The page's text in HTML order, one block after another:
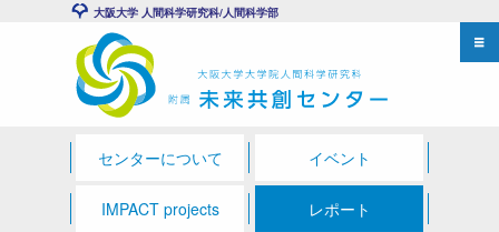
大阪大学 人間科学研究科/人間科学部
センターについて イベント
IMPACT projects レポート